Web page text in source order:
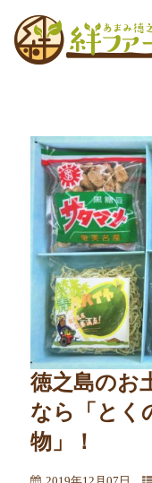
徳之島のお
なら「とく
物」！